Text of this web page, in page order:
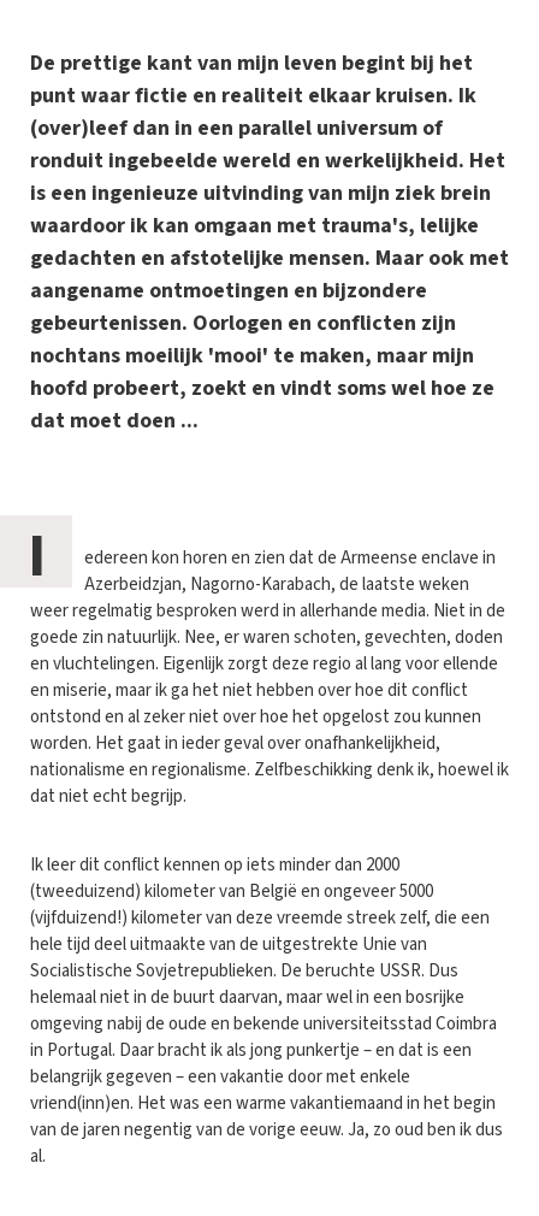
De prettige kant van mijn leven begint bij het
punt waar fictie en realiteit elkaar kruisen. Ik
(over)leef dan in een parallel universum of
ronduit ingebeelde wereld en werkelijkheid. Het
is een ingenieuze uitvinding van mijn ziek brein
waardoor ik kan omgaan met trauma's, lelijke
gedachten en afstotelijke mensen. Maar ook met
aangename ontmoetingen en bijzondere
gebeurtenissen. Oorlogen en conflicten zijn
nochtans moeilijk 'mooi' te maken, maar mijn
hoofd probeert, zoekt en vindt soms wel hoe ze
dat moet doen ...
I
edereen kon horen en zien dat de Armeense enclave in
Azerbeidzjan, Nagorno-Karabach, de laatste weken
weer regelmatig besproken werd in allerhande media. Niet in de
goede zin natuurlijk. Nee, er waren schoten, gevechten, doden
en vluchtelingen. Eigenlijk zorgt deze regio al lang voor ellende
en miserie, maar ik ga het niet hebben over hoe dit conflict
ontstond en al zeker niet over hoe het opgelost zou kunnen
worden. Het gaat in ieder geval over onafhankelijkheid,
nationalisme en regionalisme. Zelfbeschikking denk ik, hoewel ik
dat niet echt begrijp.
Ik leer dit conflict kennen op iets minder dan 2000
(tweeduizend) kilometer van België en ongeveer 5000
(vijfduizend!) kilometer van deze vreemde streek zelf, die een
hele tijd deel uitmaakte van de uitgestrekte Unie van
Socialistische Sovjetrepublieken. De beruchte USSR. Dus
helemaal niet in de buurt daarvan, maar wel in een bosrijke
omgeving nabij de oude en bekende universiteitsstad Coimbra
in Portugal. Daar bracht ik als jong punkertje – en dat is een
belangrijk gegeven – een vakantie door met enkele
vriend(inn)en. Het was een warme vakantiemaand in het begin
van de jaren negentig van de vorige eeuw. Ja, zo oud ben ik dus
al.